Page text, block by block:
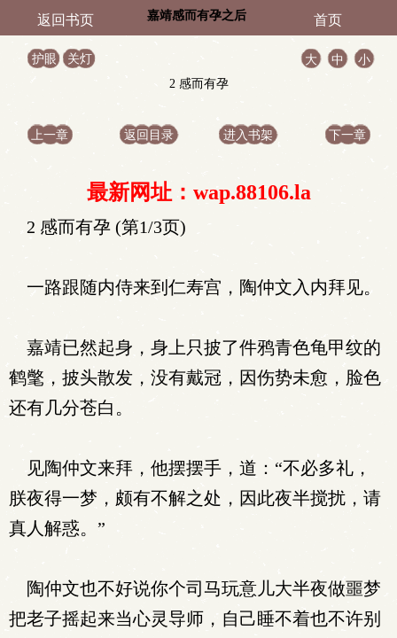
返回书页 嘉靖感而有孕之后 首页
护眼 关灯 大 中
小
2 感而有孕
上一章 返回目录 进入书架 下一章
最新网址：wap.88106.la
2 感而有孕 (第1/3页)
一路跟随内侍来到仁寿宫，陶仲文入内拜见。
嘉靖已然起身，身上只披了件鸦青色龟甲纹的
鹤氅，披头散发，没有戴冠，因伤势未愈，脸色
还有几分苍白。
见陶仲文来拜，他摆摆手，道：“不必多礼，
朕夜得一梦，颇有不解之处，因此夜半搅扰，请
真人解惑。”
陶仲文也不好说你个司马玩意儿大半夜做噩梦
把老子摇起来当心灵导师，自己睡不着也不许别